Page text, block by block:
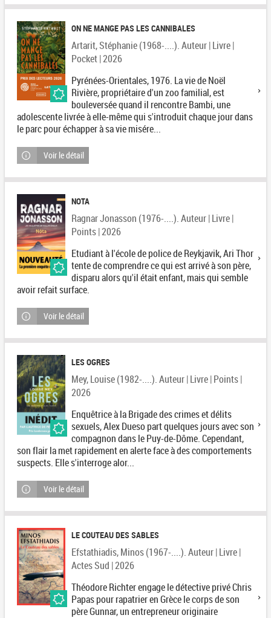
ON NE MANGE PAS LES CANNIBALES
Artarit, Stéphanie (1968-....). Auteur | Livre |
Pocket | 2026
Pyrénées-Orientales, 1976. La vie de Noël
Rivière, propriétaire d'un zoo familial, est
bouleversée quand il rencontre Bambi, une
adolescente livrée à elle-même qui s'introduit chaque jour dans
le parc pour échapper à sa vie misére...
Voir le détail
NOTA
Ragnar Jonasson (1976-....). Auteur | Livre |
Points | 2026
Etudiant à l'école de police de Reykjavik, Ari Thor
tente de comprendre ce qui est arrivé à son père,
disparu alors qu'il était enfant, mais qui semble
avoir refait surface.
Voir le détail
LES OGRES
Mey, Louise (1982-....). Auteur | Livre | Points |
2026
Enquêtrice à la Brigade des crimes et délits
sexuels, Alex Dueso part quelques jours avec son
compagnon dans le Puy-de-Dôme. Cependant,
son flair la met rapidement en alerte face à des comportements
suspects. Elle s'interroge alor...
Voir le détail
LE COUTEAU DES SABLES
Efstathiadis, Minos (1967-....). Auteur | Livre |
Actes Sud | 2026
Théodore Richter engage le détective privé Chris
Papas pour rapatrier en Grèce le corps de son
père Gunnar, un entrepreneur originaire